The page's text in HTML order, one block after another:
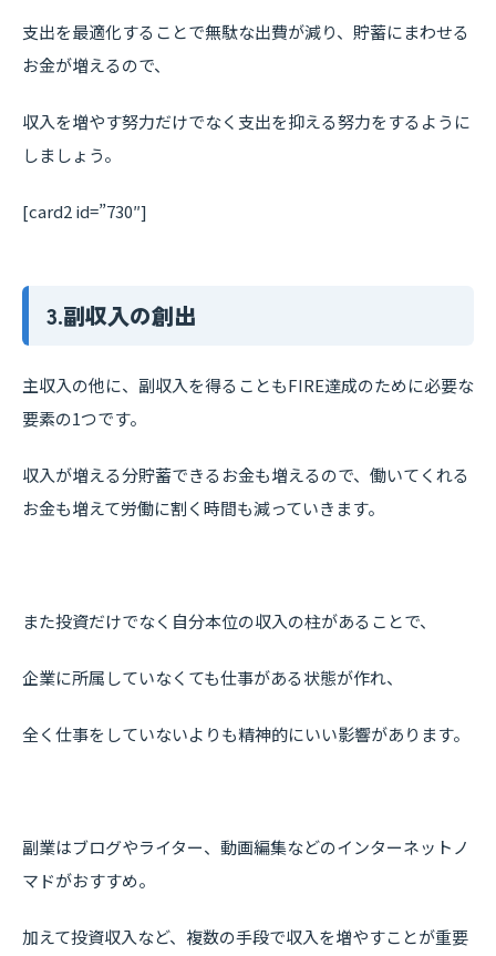
支出を最適化することで無駄な出費が減り、貯蓄にまわせる
お金が増えるので、
収入を増やす努力だけでなく支出を抑える努力をするように
しましょう。
[card2 id=”730″]
3.副収入の創出
主収入の他に、副収入を得ることもFIRE達成のために必要な
要素の1つです。
収入が増える分貯蓄できるお金も増えるので、働いてくれる
お金も増えて労働に割く時間も減っていきます。
また投資だけでなく自分本位の収入の柱があることで、
企業に所属していなくても仕事がある状態が作れ、
全く仕事をしていないよりも精神的にいい影響があります。
副業はブログやライター、動画編集などのインターネットノ
マドがおすすめ。
加えて投資収入など、複数の手段で収入を増やすことが重要